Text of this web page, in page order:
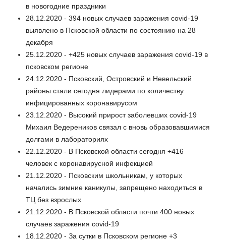
в новогодние праздники
28.12.2020 - 394 новых случаев заражения covid-19
выявлено в Псковской области по состоянию на 28
декабря
25.12.2020 - +425 новых случаев заражения covid-19 в
псковском регионе
24.12.2020 - Псковский, Островский и Невельский
районы стали сегодня лидерами по количеству
инфицированных коронавирусом
23.12.2020 - Высокий прирост заболевших covid-19
Михаил Ведереников связал с вновь образовавшимися
долгами в лабораториях
22.12.2020 - В Псковской области сегодня +416
человек с коронавирусной инфекцией
21.12.2020 - Псковским школьникам, у которых
начались зимние каникулы, запрещено находиться в
ТЦ без взрослых
21.12.2020 - В Псковской области почти 400 новых
случаев заражения covid-19
18.12.2020 - За сутки в Псковском регионе +3